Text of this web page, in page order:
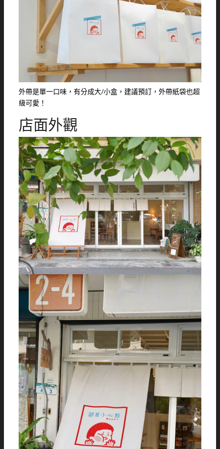
外帶是單一口味，有分成大/小盒，建議預訂，外帶紙袋也超
級可愛！
店面外觀